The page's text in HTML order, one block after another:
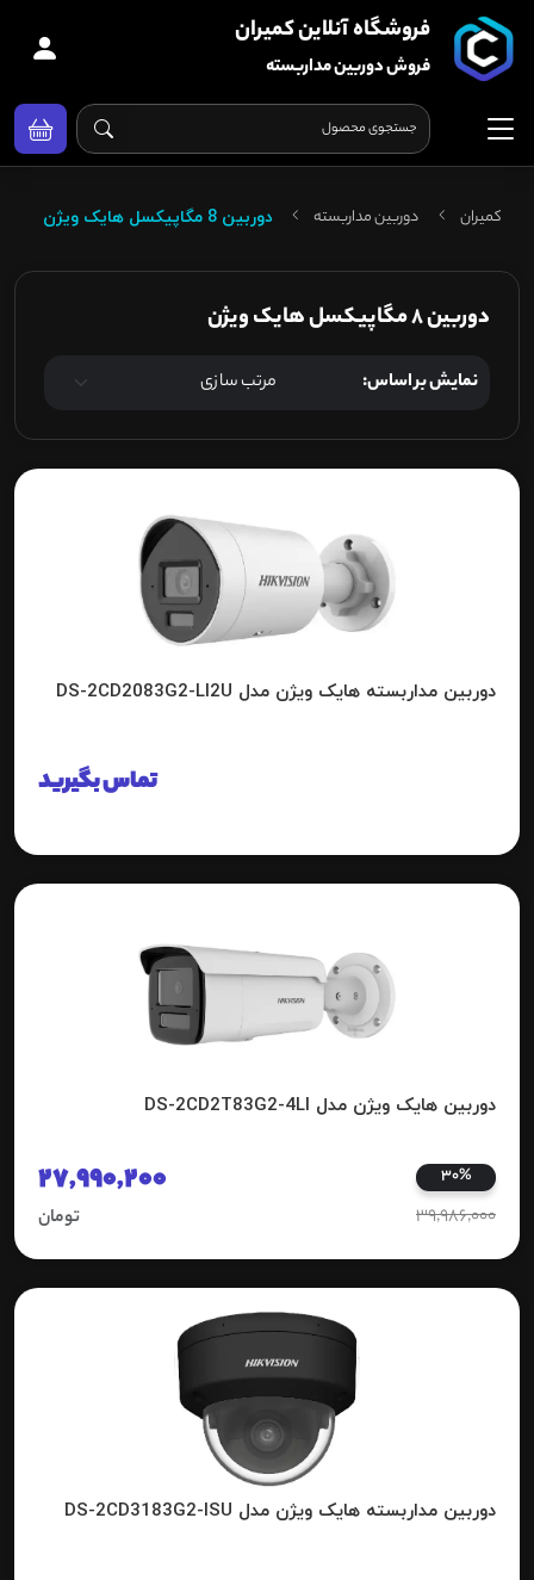
فروشگاه آنلاین کمیران
فروش دوربین مداربسته
کمیران دوربین مداربسته دوربین 8 مگاپیکسل هایک ویژن
دوربین 8 مگاپیکسل هایک ویژن
نمایش بر اساس:
دوربین مداربسته هایک ویژن مدل DS-2CD2083G2-LI2U
تماس بگیرید
دوربین هایک ویژن مدل DS-2CD2T83G2-4LI
30%
39,986,000
27,990,200
تومان
دوربین مداربسته هایک ویژن مدل DS-2CD3183G2-ISU